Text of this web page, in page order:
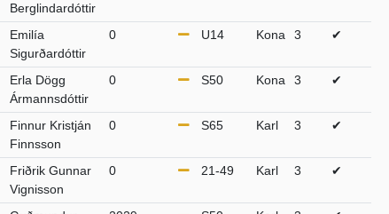
Berglindardóttir
Emilía
Sigurðardóttir
0 U14 Kona 3 ✔
Erla Dögg
Ármannsdóttir
0 S50 Kona 3 ✔
Finnur Kristján
Finnsson
0 S65 Karl 3 ✔
Friðrik Gunnar
Vignisson
0 21-49 Karl 3 ✔